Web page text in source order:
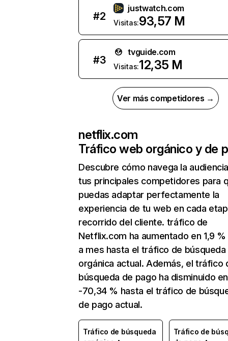
#2
justwatch.com
Visitas:93,57 M
#3
tvguide.com
Visitas:12,35 M
Ver más competidores →
netflix.com
Tráfico web orgánico y de
Descubre cómo navega la
tus principales competidores para
puedas adaptar perfectamente la
experiencia de tu web en cada
recorrido del cliente. tráfico de
Netflix.com ha aumentado en 1,9
a mes hasta el tráfico de búsqueda
orgánica actual. Además, el tráfico
búsqueda de pago ha disminuido en
-70,34 % hasta el tráfico de
de pago actual.
Tráfico de búsqueda
Tráfico de